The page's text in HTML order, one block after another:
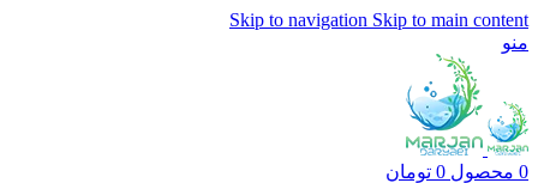
Skip to navigation Skip to main content
منو
0 محصول 0 تومان